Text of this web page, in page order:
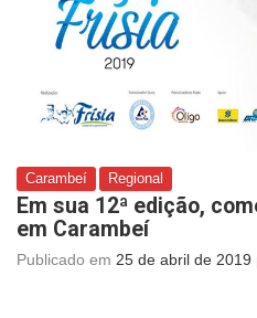
Carambeí Regional
Em sua 12ª edição,
em Carambeí
Publicado em 25 de abril de 2019